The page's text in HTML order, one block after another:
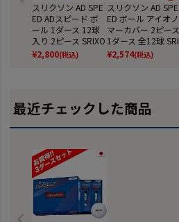
スリクソン AD SPE
ED ADスピード ボ
ール 1ダース 12球
入り 2ピース SRIXO
N ゴルフ ボール 日
本正規品 2026年モ
¥2,800(税込)
スリクソン AD SPE
ED ボール アイオノ
マーカバー 2ピース
1ダース 全12球 SRI
XON 日本正規品
¥2,574(税込)
最近チェックした商品